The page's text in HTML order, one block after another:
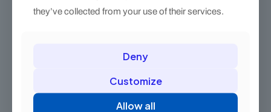
they’ve collected from your use of their services.
Deny
Customize
Allow all